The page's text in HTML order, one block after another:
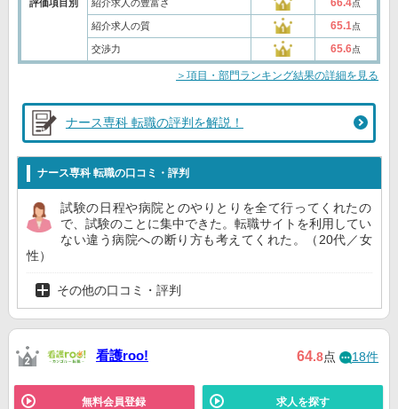
評価項目別 紹介求人の豊富さ 66.4点
紹介求人の質 65.1点
交渉力 65.6点
＞項目・部門ランキング結果の詳細を見る
ナース専科 転職の評判を解説！
ナース専科 転職の口コミ・評判
試験の日程や病院とのやりとりを全て行ってくれたの
で、試験のことに集中できた。転職サイトを利用してい
ない違う病院への断り方も考えてくれた。（20代／女
性）
その他の口コミ・評判
看護roo! 64.8点 18件
無料会員登録 求人を探す